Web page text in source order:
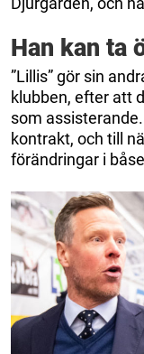
Han kan ta
”Lillis” gör sin
klubben, efter att
som
kontrakt, och till
förändringar i